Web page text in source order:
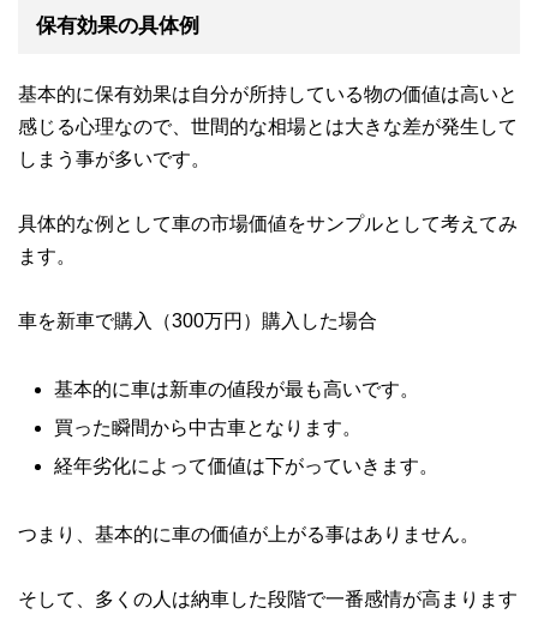
保有効果の具体例
基本的に保有効果は自分が所持している物の価値は高いと
感じる心理なので、世間的な相場とは大きな差が発生して
しまう事が多いです。
具体的な例として車の市場価値をサンプルとして考えてみ
ます。
車を新車で購入（300万円）購入した場合
基本的に車は新車の値段が最も高いです。
買った瞬間から中古車となります。
経年劣化によって価値は下がっていきます。
つまり、基本的に車の価値が上がる事はありません。
そして、多くの人は納車した段階で一番感情が高まります